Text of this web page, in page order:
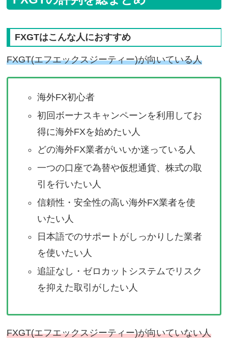
FXGTはこんな人におすすめ
FXGT(エフエックスジーティー)が向いている人
海外FX初心者
初回ボーナスキャンペーンを利用してお
得に海外FXを始めたい人
どの海外FX業者がいいか迷っている人
一つの口座で為替や仮想通貨、株式の取
引を行いたい人
信頼性・安全性の高い海外FX業者を使
いたい人
日本語でのサポートがしっかりした業者
を使いたい人
追証なし・ゼロカットシステムでリスク
を抑えた取引がしたい人
FXGT(エフエックスジーティー)が向いていない人